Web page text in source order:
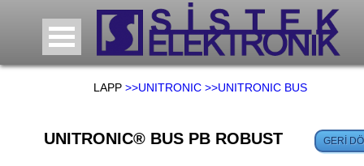
LAPP >>UNITRONIC >>UNITRONIC BUS
UNITRONIC® BUS PB ROBUST